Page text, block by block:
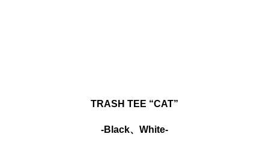
TRASH TEE “CAT”
-Black、White-